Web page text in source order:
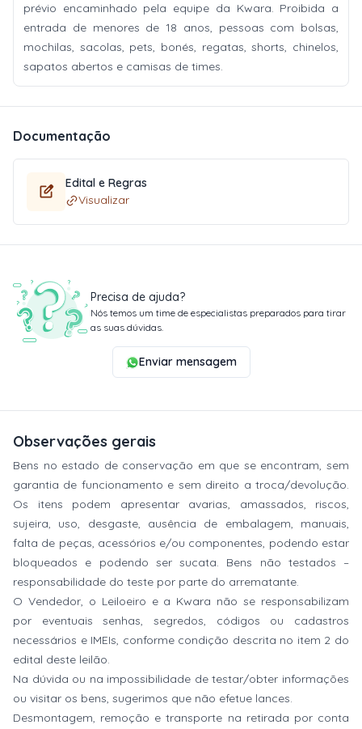
prévio encaminhado pela equipe da Kwara. Proibida a
entrada de menores de 18 anos, pessoas com bolsas,
mochilas, sacolas, pets, bonés, regatas, shorts, chinelos,
sapatos abertos e camisas de times.
Documentação
Edital e Regras
Visualizar
Precisa de ajuda?
Nós temos um time de especialistas preparados para tirar
as suas dúvidas.
Enviar mensagem
Observações gerais
Bens no estado de conservação em que se encontram, sem
garantia de funcionamento e sem direito a troca/devolução.
Os itens podem apresentar avarias, amassados, riscos,
sujeira, uso, desgaste, ausência de embalagem, manuais,
falta de peças, acessórios e/ou componentes, podendo estar
bloqueados e podendo ser sucata. Bens não testados –
responsabilidade do teste por parte do arrematante.
O Vendedor, o Leiloeiro e a Kwara não se responsabilizam
por eventuais senhas, segredos, códigos ou cadastros
necessários e IMEIs, conforme condição descrita no item 2 do
edital deste leilão.
Na dúvida ou na impossibilidade de testar/obter informações
ou visitar os bens, sugerimos que não efetue lances.
Desmontagem, remoção e transporte na retirada por conta